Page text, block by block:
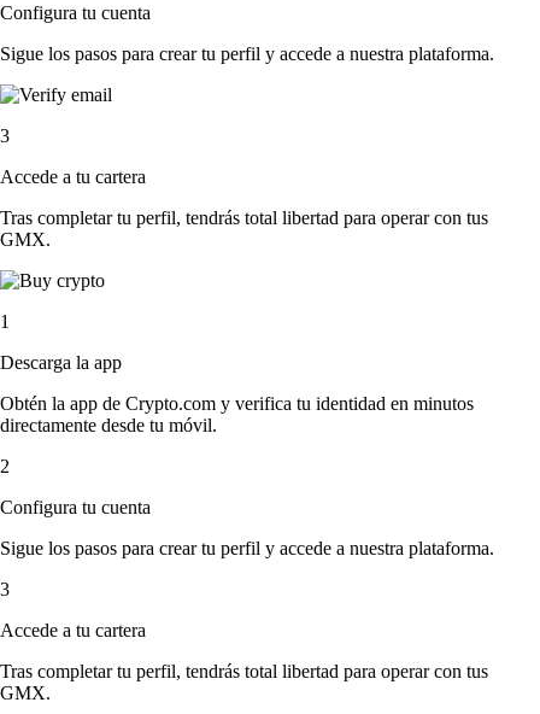
Configura tu cuenta
Sigue los pasos para crear tu perfil y accede a nuestra plataforma.
3
Accede a tu cartera
Tras completar tu perfil, tendrás total libertad para operar con tus
GMX.
1
Descarga la app
Obtén la app de Crypto.com y verifica tu identidad en minutos
directamente desde tu móvil.
2
Configura tu cuenta
Sigue los pasos para crear tu perfil y accede a nuestra plataforma.
3
Accede a tu cartera
Tras completar tu perfil, tendrás total libertad para operar con tus
GMX.